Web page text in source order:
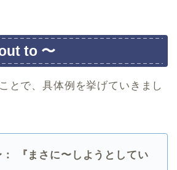
to 〜
とで、具体例を挙げていきまし
『まさに〜しようとしてい